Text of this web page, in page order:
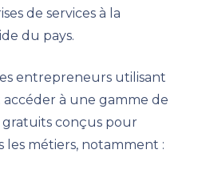
de services à la
du pays.
entrepreneurs utilisant
à une gamme de
gratuits conçus pour
les métiers, notamment :